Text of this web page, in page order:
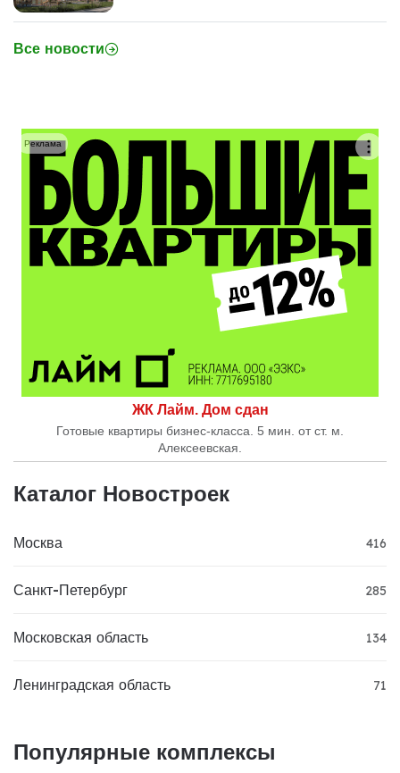
Все новости
ЖК Лайм. Дом сдан
Готовые квартиры бизнес-класса. 5 мин. от ст. м.
Алексеевская.
Реклама
Каталог Новостроек
Москва 416
Санкт-Петербург 285
Московская область 134
Ленинградская область 71
Популярные комплексы